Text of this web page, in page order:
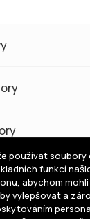
používat
funkcí
abychom
vylepšovat a